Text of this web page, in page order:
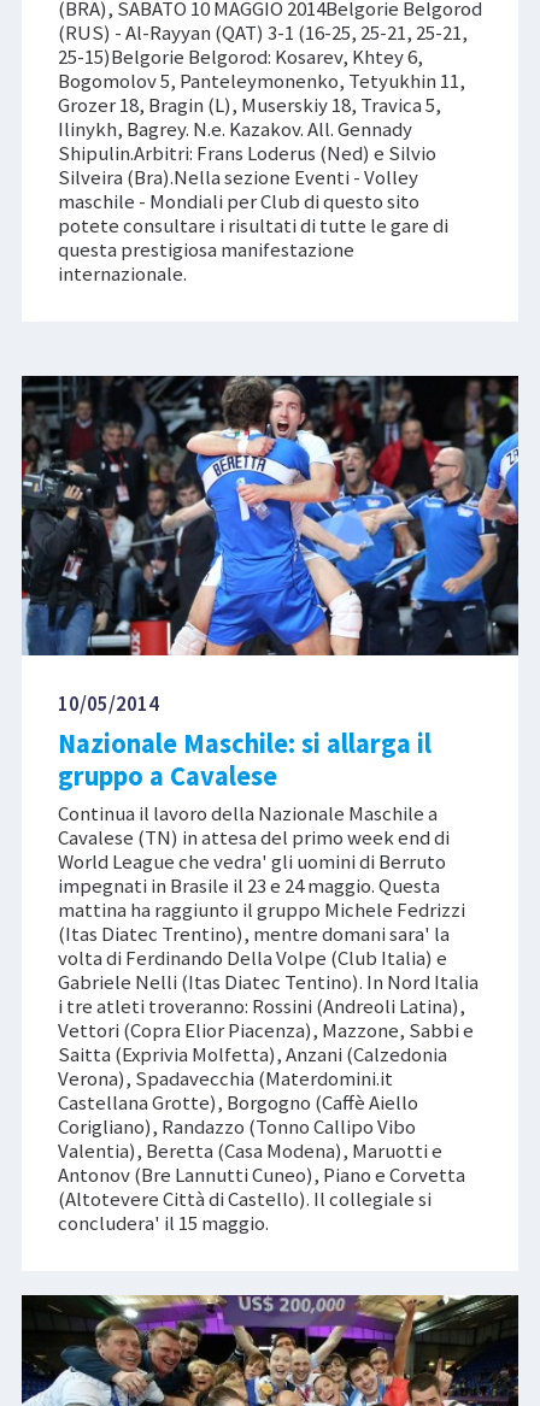
(BRA), SABATO 10 MAGGIO 2014Belgorie Belgorod
(RUS) - Al-Rayyan (QAT) 3-1 (16-25, 25-21, 25-21,
25-15)Belgorie Belgorod: Kosarev, Khtey 6,
Bogomolov 5, Panteleymonenko, Tetyukhin 11,
Grozer 18, Bragin (L), Muserskiy 18, Travica 5,
Ilinykh, Bagrey. N.e. Kazakov. All. Gennady
Shipulin.Arbitri: Frans Loderus (Ned) e Silvio
Silveira (Bra).Nella sezione Eventi - Volley
maschile - Mondiali per Club di questo sito
potete consultare i risultati di tutte le gare di
questa prestigiosa manifestazione
internazionale.
10/05/2014
Nazionale Maschile: si allarga il
gruppo a Cavalese
Continua il lavoro della Nazionale Maschile a
Cavalese (TN) in attesa del primo week end di
World League che vedra' gli uomini di Berruto
impegnati in Brasile il 23 e 24 maggio. Questa
mattina ha raggiunto il gruppo Michele Fedrizzi
(Itas Diatec Trentino), mentre domani sara' la
volta di Ferdinando Della Volpe (Club Italia) e
Gabriele Nelli (Itas Diatec Tentino). In Nord Italia
i tre atleti troveranno: Rossini (Andreoli Latina),
Vettori (Copra Elior Piacenza), Mazzone, Sabbi e
Saitta (Exprivia Molfetta), Anzani (Calzedonia
Verona), Spadavecchia (Materdomini.it
Castellana Grotte), Borgogno (Caffè Aiello
Corigliano), Randazzo (Tonno Callipo Vibo
Valentia), Beretta (Casa Modena), Maruotti e
Antonov (Bre Lannutti Cuneo), Piano e Corvetta
(Altotevere Città di Castello). Il collegiale si
concludera' il 15 maggio.